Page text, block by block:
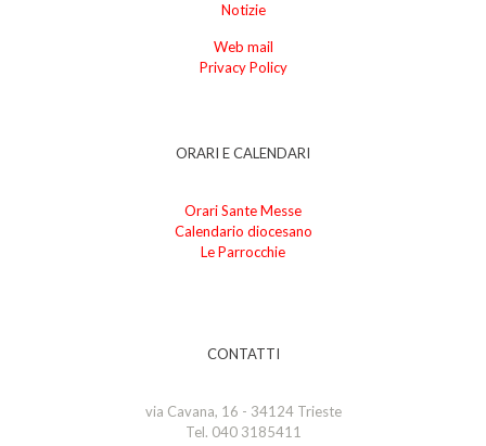
Notizie
Web mail
Privacy Policy
ORARI E CALENDARI
Orari Sante Messe
Calendario diocesano
Le Parrocchie
CONTATTI
via Cavana, 16 - 34124 Trieste
Tel. 040 3185411